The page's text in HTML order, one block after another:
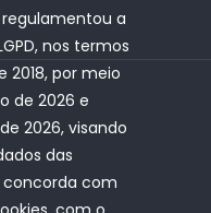
regulamentou a
nos termos
2018, por meio
de 2026 e
2026, visando
das
concorda com